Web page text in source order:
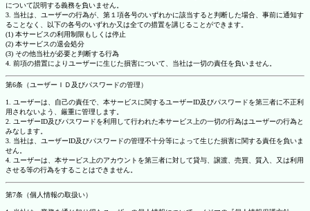
について説明する義務を負いません。
3. 当社は、ユーザーの行為が、第１項各号のいずれかに該当すると判断した場合、事前に通知す
ることなく、以下の各号のいずれか又は全ての措置を講じることができます。
(1) 本サービスの利用制限もしくは停止
(2) 本サービスの退会処分
(3) その他当社が必要と判断する行為
4. 前項の措置によりユーザーに生じた損害について、当社は一切の責任を負いません。
第6条（ユーザーＩＤ及びパスワードの管理）
1. ユーザーは、自己の責任で、本サービスに関するユーザーID及びパスワードを第三者に不正利
用されないよう、厳重に管理します。
2. ユーザーID及びパスワードを利用して行われた本サービス上の一切の行為はユーザーの行為と
みなします。
3. 当社は、ユーザーID及びパスワードの管理不十分等によって生じた損害に関する責任を負いま
せん。
4. ユーザーは、本サービス上のアカウントを第三者に対して貸与、譲渡、売買、質入、又は利用
させる等の行為をすることはできません。
第7条（個人情報の取扱い）